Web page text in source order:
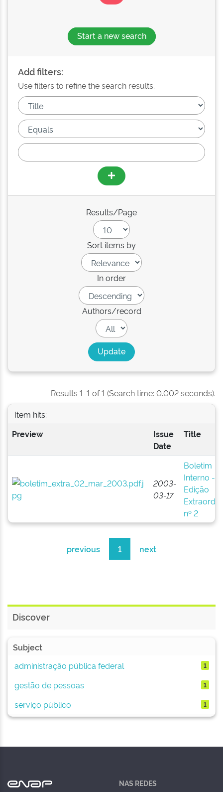
Start a new search
Add filters:
Use filters to refine the search results.
Results/Page
Sort items by
In order
Authors/record
Results 1-1 of 1 (Search time: 0.002 seconds).
Item hits:
Preview
Issue
Date
Title
2003-
03-17
Boletim
Interno -
Edição
nº 2
previous 1 next
Discover
Subject
administração pública federal
1
gestão de pessoas 1
serviço público 1
NAS REDES